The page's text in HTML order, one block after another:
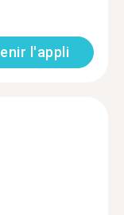
l'appli